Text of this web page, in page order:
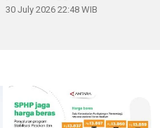
30 July 2026 22:48 WIB